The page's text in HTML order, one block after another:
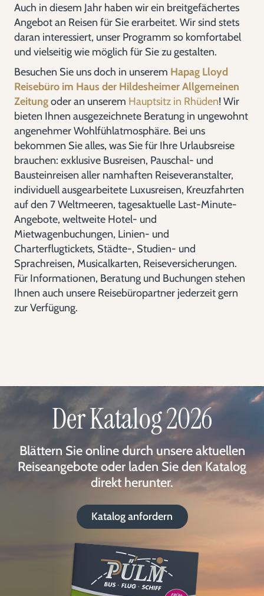
Auch in diesem Jahr haben wir ein breitgefächertes
Angebot an Reisen für Sie erarbeitet. Wir sind stets
daran interessiert, unser Programm so komfortabel
und vielseitig wie möglich für Sie zu gestalten.
Besuchen Sie uns doch in unserem Hapag Lloyd
Reisebüro im Haus der Hildesheimer Allgemeinen
Zeitungoder an unserem Hauptsitz in Rhüden! Wir
bieten Ihnen ausgezeichnete Beratung in ungewohnt
angenehmer Wohlfühlatmosphäre. Bei uns
bekommen Sie alles, was Sie für Ihre Urlaubsreise
brauchen: exklusive Busreisen, Pauschal- und
Bausteinreisen aller namhaften Reiseveranstalter,
individuell ausgearbeitete Luxusreisen, Kreuzfahrten
auf den 7 Weltmeeren, tagesaktuelle Last-Minute-
Angebote, weltweite Hotel- und
Mietwagenbuchungen, Linien- und
Charterflugtickets, Städte-, Studien- und
Sprachreisen, Musicalkarten, Reiseversicherungen.
Für Informationen, Beratung und Buchungen stehen
Ihnen auch unsere Reisebüropartner jederzeit gern
zur Verfügung.
Der Katalog 2026
Blättern Sie online durch unsere aktuellen
Reiseangebote oder laden Sie den Katalog
direkt herunter.
Katalog anfordern